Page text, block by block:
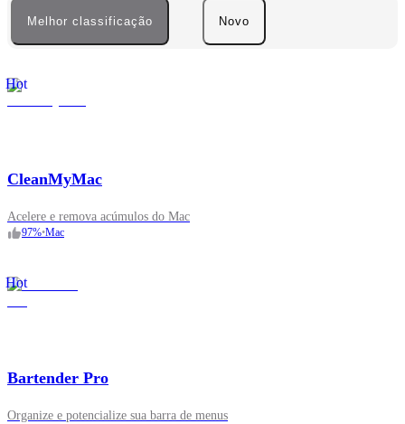
Melhor classificação Novo
Hot
CleanMyMac
Acelere e remova acúmulos do Mac
97%•Mac
Hot
Bartender Pro
Organize e potencialize sua barra de menus